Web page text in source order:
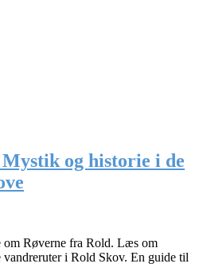
og historie i de
om Røverne fra Rold. Læs om
vandreruter i Rold Skov. En guide til